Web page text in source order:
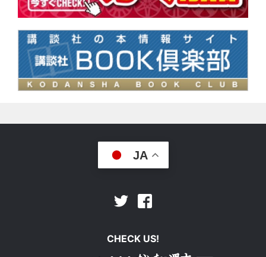
JA
Twitter
CHECK US!